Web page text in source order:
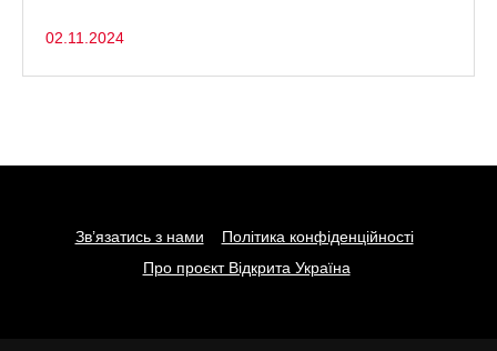
02.11.2024
Зв’язатись з нами
Політика конфіденційності
Про проєкт Відкрита Україна